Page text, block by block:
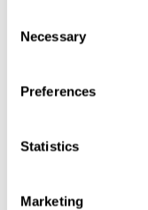
Selection
Necessary
Preferences
Statistics
Marketing
ou relier des
nous écoutons
Les
Coordination oeil-